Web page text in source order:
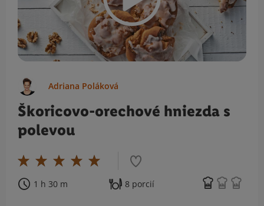
Adriana Poláková
Škoricovo-orechové hniezda s
polevou
1 h 30 m 8 porcií